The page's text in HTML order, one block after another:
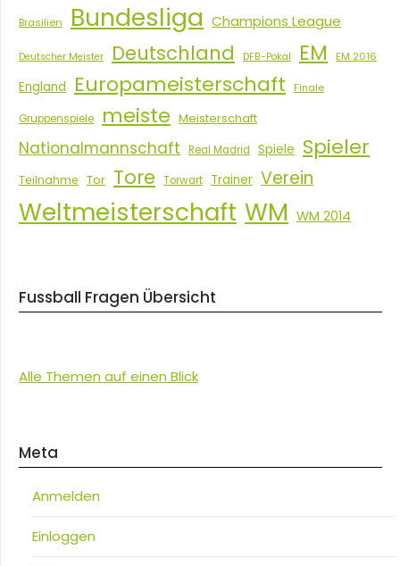
Brasilien Bundesliga Champions League
Deutscher Meister Deutschland DFB-Pokal EM EM 2016
England Europameisterschaft Finale
Gruppenspiele meiste Meisterschaft
Nationalmannschaft Real Madrid Spiele Spieler
Teilnahme Tor Tore Torwart Trainer Verein
Weltmeisterschaft WM WM 2014
Fussball Fragen Übersicht
Alle Themen auf einen Blick
Meta
Anmelden
Einloggen